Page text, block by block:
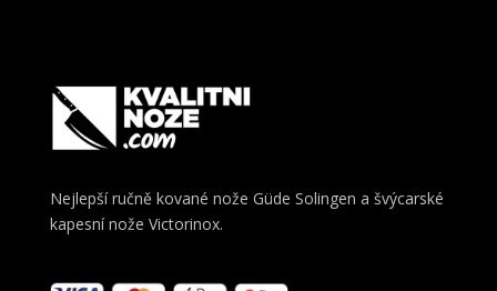
Nejlepší ručně kované nože Güde Solingen a švýcarské
kapesní nože Victorinox.